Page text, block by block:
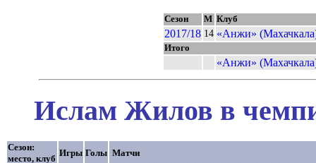
Сезон М Клуб
2017/18 14 «Анжи»
Итого
«Анжи»
Ислам Жилов в
Сезон:
место, клуб
Игры Голы Матчи